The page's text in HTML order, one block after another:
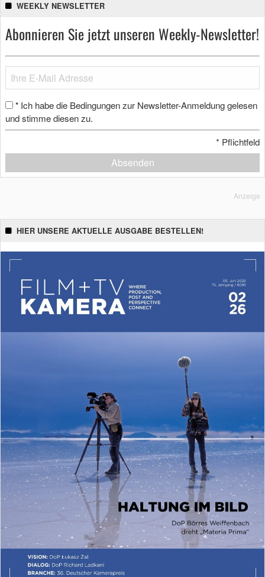
WEEKLY NEWSLETTER
Abonnieren Sie jetzt unseren Weekly-Newsletter!
* Ich habe die Bedingungen zur Newsletter-Anmeldung gelesen
und stimme diesen zu.
* Pflichtfeld
Absenden
Anzeige
HIER UNSERE AKTUELLE AUSGABE BESTELLEN!